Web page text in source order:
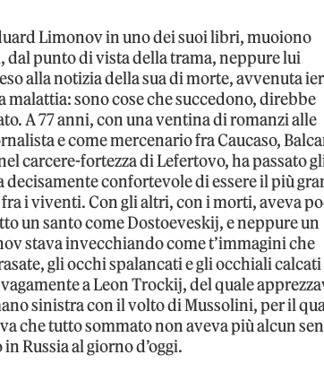
Limonov in uno dei suoi libri, muoiono
punto di vista della trama, neppure lui
alla notizia della sua di morte, avvenuta
malattia: sono cose che succedono, direbbe
A 77 anni, con una ventina di romanzi alle
e come mercenario fra Caucaso,
carcere-fortezza di Lefertovo, ha passato
confortevole di essere il più
i viventi. Con gli altri, con i morti, aveva
un santo come Dostoeveskij, e neppure un
stava invecchiando come t’immagini che
gli occhi spalancati e gli occhiali calcati
a Leon Trockij, del quale
sinistra con il volto di Mussolini, per il
che tutto sommato non aveva più alcun
Russia al giorno d’oggi.